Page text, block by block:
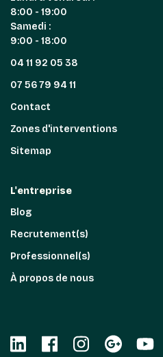
8:00 - 19:00
Samedi :
9:00 - 18:00
04 11 92 05 38
07 56 79 94 11
Contact
Zones d'interventions
Sitemap
L'entreprise
Blog
Recrutement(s)
Professionnel(s)
À propos de nous